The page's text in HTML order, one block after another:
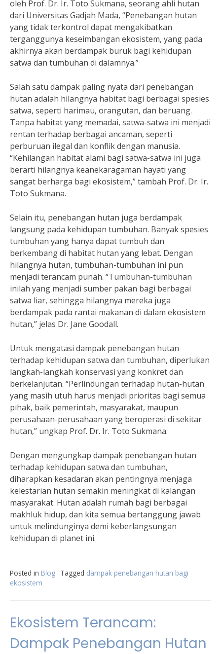
oleh Prof. Dr. Ir. Toto Sukmana, seorang ahli hutan
dari Universitas Gadjah Mada, “Penebangan hutan
yang tidak terkontrol dapat mengakibatkan
terganggunya keseimbangan ekosistem, yang pada
akhirnya akan berdampak buruk bagi kehidupan
satwa dan tumbuhan di dalamnya.”
Salah satu dampak paling nyata dari penebangan
hutan adalah hilangnya habitat bagi berbagai spesies
satwa, seperti harimau, orangutan, dan beruang.
Tanpa habitat yang memadai, satwa-satwa ini menjadi
rentan terhadap berbagai ancaman, seperti
perburuan ilegal dan konflik dengan manusia.
“Kehilangan habitat alami bagi satwa-satwa ini juga
berarti hilangnya keanekaragaman hayati yang
sangat berharga bagi ekosistem,” tambah Prof. Dr. Ir.
Toto Sukmana.
Selain itu, penebangan hutan juga berdampak
langsung pada kehidupan tumbuhan. Banyak spesies
tumbuhan yang hanya dapat tumbuh dan
berkembang di habitat hutan yang lebat. Dengan
hilangnya hutan, tumbuhan-tumbuhan ini pun
menjadi terancam punah. “Tumbuhan-tumbuhan
inilah yang menjadi sumber pakan bagi berbagai
satwa liar, sehingga hilangnya mereka juga
berdampak pada rantai makanan di dalam ekosistem
hutan,” jelas Dr. Jane Goodall.
Untuk mengatasi dampak penebangan hutan
terhadap kehidupan satwa dan tumbuhan, diperlukan
langkah-langkah konservasi yang konkret dan
berkelanjutan. “Perlindungan terhadap hutan-hutan
yang masih utuh harus menjadi prioritas bagi semua
pihak, baik pemerintah, masyarakat, maupun
perusahaan-perusahaan yang beroperasi di sekitar
hutan,” ungkap Prof. Dr. Ir. Toto Sukmana.
Dengan mengungkap dampak penebangan hutan
terhadap kehidupan satwa dan tumbuhan,
diharapkan kesadaran akan pentingnya menjaga
kelestarian hutan semakin meningkat di kalangan
masyarakat. Hutan adalah rumah bagi berbagai
makhluk hidup, dan kita semua bertanggung jawab
untuk melindunginya demi keberlangsungan
kehidupan di planet ini.
Posted in Blog Tagged dampak penebangan hutan bagi
ekosistem
Ekosistem Terancam:
Dampak Penebangan Hutan